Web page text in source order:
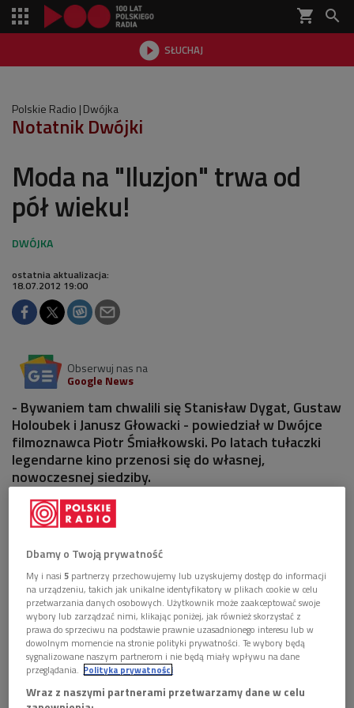
shopping_cart 
 SŁUCHAJ

Polskie Radio Dwójka
Notatnik Dwójki
Moda na "Iluzjon" trwa od
pół wieku!
ostatnia aktualizacja:
18.07.2012 19:00
Obserwuj nas na
Google News
- Bywaniem tam chwalili się Stanisław Dygat, Gustaw
Holoubek i Janusz Głowacki - powiedział w Dwójce
filmoznawca Piotr Śmiałkowski. Po latach tułaczki
legendarne kino przenosi się do własnej,
nowoczesnej siedziby.
AUDIO 1 plik
 14'26
Moda na kino "Iluzjon" trwa od pół wieku!
Projekcją filmu "Mania" z 1918 roku (w roli tytułowej Pola
Ngeri) zainaugurowana zostanie 4 października działalność
odnowionej siedziby warszawskiej kina Iluzjon Filmoteki
Narodowej. To obraz niezwykły, bo przez kilkadziesiąt
Dbamy o Twoją prywatność
My i nasi5 partnerzy przechowujemy lub uzyskujemy dostęp do informacji
na urządzeniu, takich jak unikalne identyfikatory w plikach cookie w celu
przetwarzania danych osobowych. Użytkownik może zaakceptować swoje
wybory lub zarządzać nimi, klikając poniżej, jak również skorzystać z
prawa do sprzeciwu na podstawie prawnie uzasadnionego interesu lub w
dowolnym momencie na stronie polityki prywatności. Te wybory będą
sygnalizowane naszym partnerom i nie będą miały wpływu na dane
przeglądania. Polityka prywatności
Wraz z naszymi partnerami przetwarzamy dane w celu